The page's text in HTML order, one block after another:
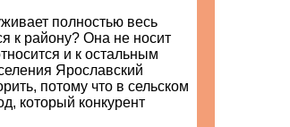
полностью весь
к району? Она не носит
и к остальным
Ярославский
потому что в сельском
который конкурент